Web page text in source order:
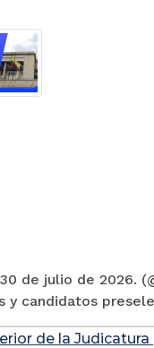
de julio de 2026.
y candidatos
de la